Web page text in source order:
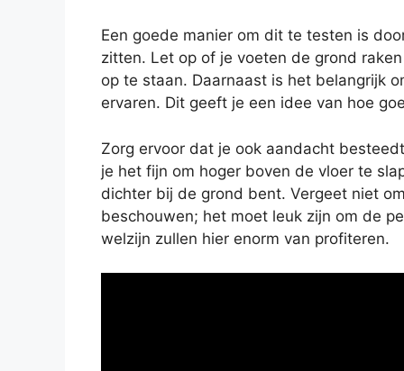
Een goede manier om dit te testen is
zitten. Let op of je voeten de grond
op te staan. Daarnaast is het belangrijk
ervaren. Dit geeft je een idee van hoe
Zorg ervoor dat je ook aandacht
je het fijn om hoger boven de vloer te
dichter bij de grond bent. Vergeet niet
beschouwen; het moet leuk zijn om de
welzijn zullen hier enorm van profiteren.